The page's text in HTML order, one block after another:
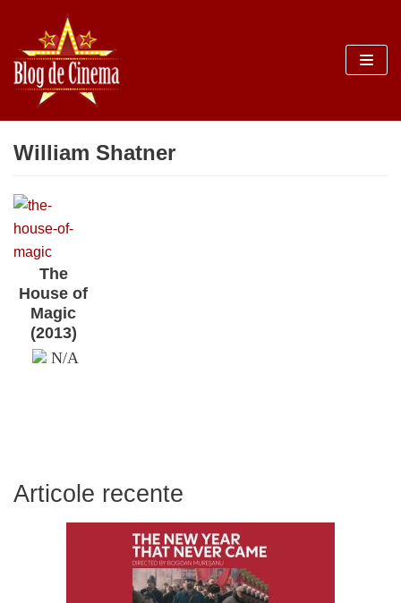
Sari
la
conținut
William Shatner
The
House of
Magic
(2013)
N/A
Articole recente